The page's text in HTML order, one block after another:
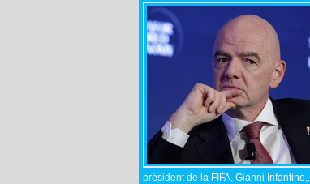
président de la FIFA, Gianni Infantino,...